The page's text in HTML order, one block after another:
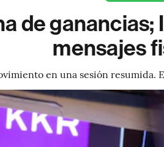
de
mensajes
en una sesión